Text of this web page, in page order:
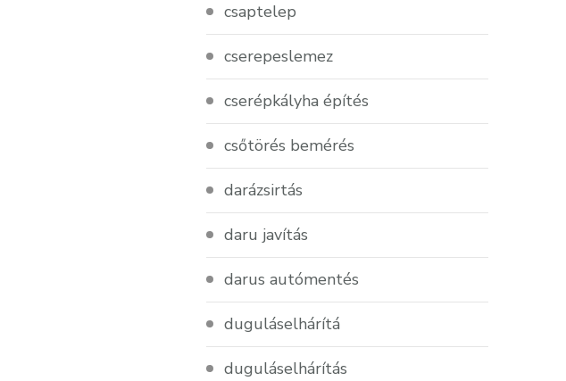
csaptelep
cserepeslemez
cserépkályha építés
csőtörés bemérés
darázsirtás
daru javítás
darus autómentés
duguláselhárítá
duguláselhárítás